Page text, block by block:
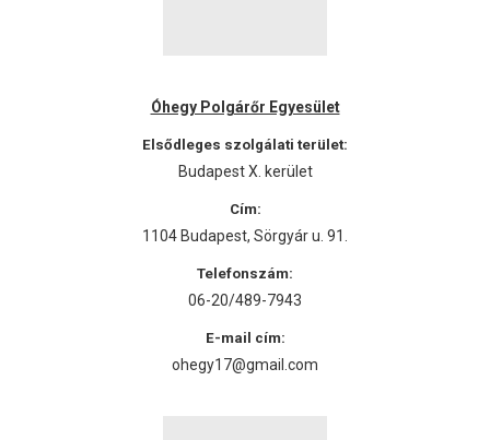
Óhegy Polgárőr Egyesület
Elsődleges szolgálati terület:
Budapest X. kerület
Cím:
1104 Budapest, Sörgyár u. 91.
Telefonszám:
06-20/489-7943
E-mail cím:
ohegy17@gmail.com